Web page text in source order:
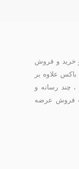
و خرید و فروش
علاوه بر
، چند رسانه و
فروش عرضه